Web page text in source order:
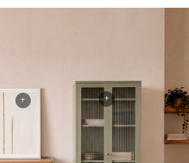
+
+